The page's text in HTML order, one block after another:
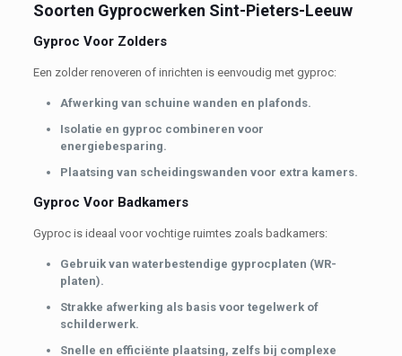
Soorten Gyprocwerken Sint-Pieters-Leeuw
Gyproc Voor Zolders
Een zolder renoveren of inrichten is eenvoudig met gyproc:
Afwerking van schuine wanden en plafonds.
Isolatie en gyproc combineren voor
energiebesparing.
Plaatsing van scheidingswanden voor extra kamers.
Gyproc Voor Badkamers
Gyproc is ideaal voor vochtige ruimtes zoals badkamers:
Gebruik van waterbestendige gyprocplaten (WR-
platen).
Strakke afwerking als basis voor tegelwerk of
schilderwerk.
Snelle en efficiënte plaatsing, zelfs bij complexe